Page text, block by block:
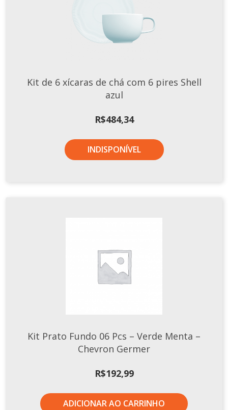
Kit de 6 xícaras de chá com 6 pires Shell
azul
R$484,34
INDISPONÍVEL
Kit Prato Fundo 06 Pcs – Verde Menta –
Chevron Germer
R$192,99
ADICIONAR AO CARRINHO